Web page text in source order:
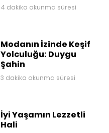
4 dakika okunma süresi
Modanın İzinde Keşif
Yolculuğu: Duygu
Şahin
3 dakika okunma süresi
İyi Yaşamın Lezzetli
Hali